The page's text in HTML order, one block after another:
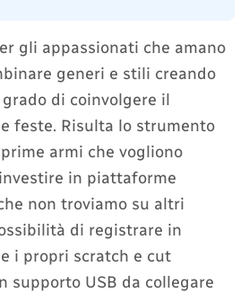
gli appassionati che amano
generi e stili creando
di coinvolgere il
feste. Risulta lo strumento
armi che vogliono
in piattaforme
non troviamo su altri
di registrare in
i propri scratch e cut
supporto USB da collegare